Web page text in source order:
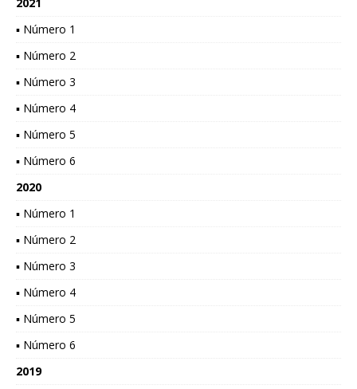
▪ Número 1
▪ Número 2
▪ Número 3
▪ Número 4
▪ Número 5
▪ Número 6
2020
▪ Número 1
▪ Número 2
▪ Número 3
▪ Número 4
▪ Número 5
▪ Número 6
2019